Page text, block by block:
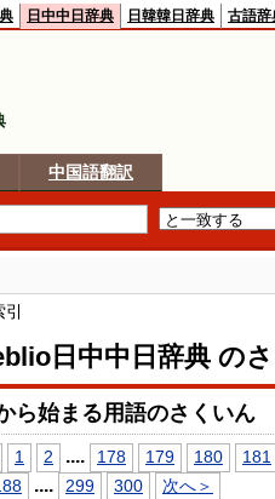
日中中日辞典 日韓韓日辞典 古語辞
中国語翻訳
日中中日辞典 の
ら始まる用語のさくいん
1 2 .... 178 179 180
181
.... 299 300 次へ＞